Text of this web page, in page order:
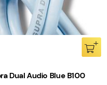
Dual Audio Blue B100